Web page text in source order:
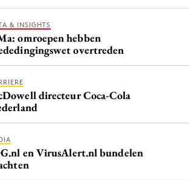
& INSIGHTS
omroepen hebben
overtreden
directeur Coca-Cola
en VirusAlert.nl bundelen